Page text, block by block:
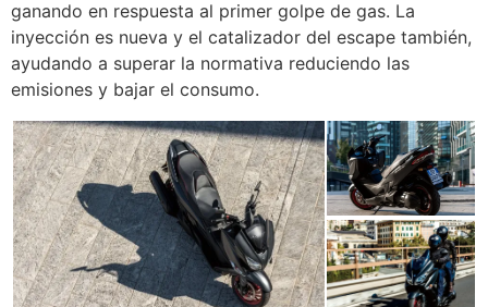
ganando en respuesta al primer golpe de gas. La
inyección es nueva y el catalizador del escape también,
ayudando a superar la normativa reduciendo las
emisiones y bajar el consumo.